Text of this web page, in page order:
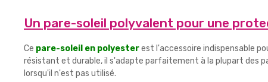
Un pare-soleil polyvalent pour une
Ce pare-soleil en polyesterest l'accessoire indispensable
résistant et durable, il s'adapte parfaitement à la plupart des
lorsqu'il n'est pas utilisé.